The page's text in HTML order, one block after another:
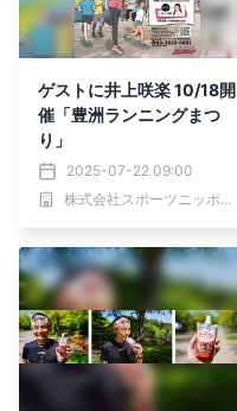
ゲストに井上咲楽 10/18開
催「豊洲ランニングまつ
り」
2025-07-22 09:00
株式会社スポーツニッポン新聞社